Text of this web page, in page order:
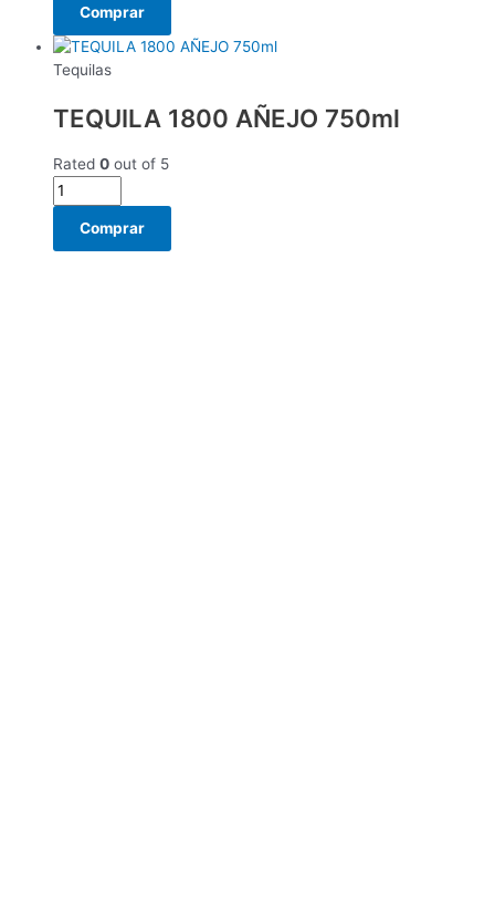
Comprar
Tequilas
TEQUILA 1800 AÑEJO 750ml
Rated 0 out of 5
Comprar